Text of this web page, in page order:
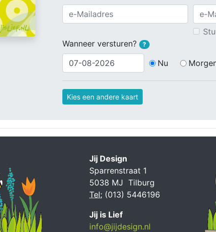
Wanneer versturen?
?
Nu
Kies een andere kaart
Jij Design
Sparrenstraat 1
5038 MJ Tilburg
Tel: (013) 5446196
Jij is Lief
info@jijdesign.nl